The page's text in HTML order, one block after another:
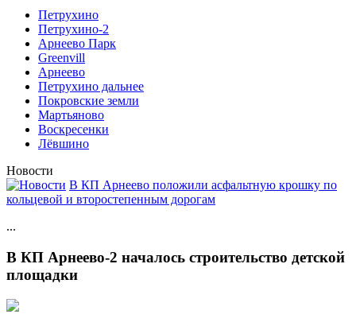
Петрухино
Петрухино-2
Арнеево Парк
Greenvill
Арнеево
Петрухино дальнее
Покровские земли
Мартьяново
Воскресенки
Лёвшино
Новости
В КП Арнеево положили асфальтную крошку по
кольцевой и второстепенным дорогам
...
В КП Арнеево-2 началось строительство детской
площадки